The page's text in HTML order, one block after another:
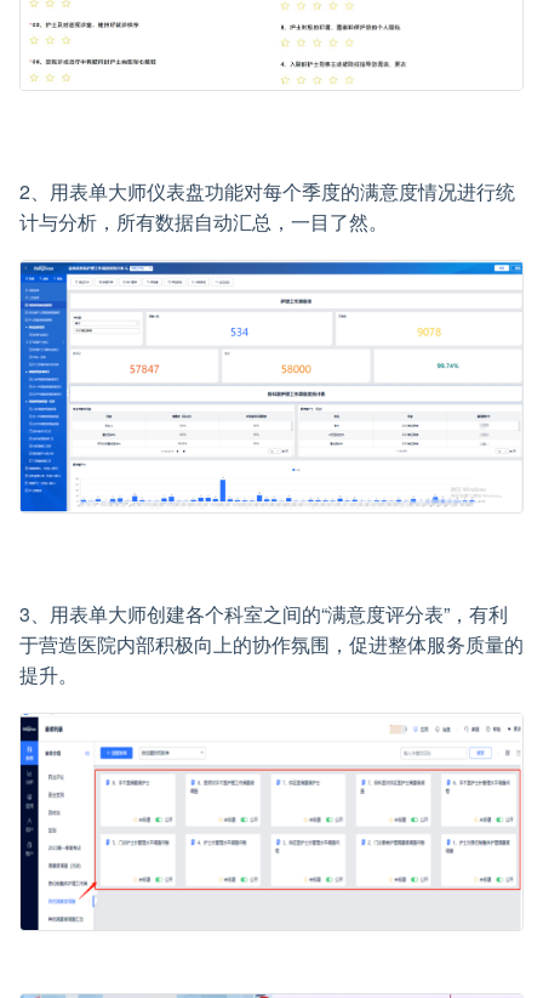
2、用表单大师仪表盘功能对每个季度的满意度情况进行统
计与分析，所有数据自动汇总，一目了然。
3、用表单大师创建各个科室之间的“满意度评分表”，有利
于营造医院内部积极向上的协作氛围，促进整体服务质量的
提升。